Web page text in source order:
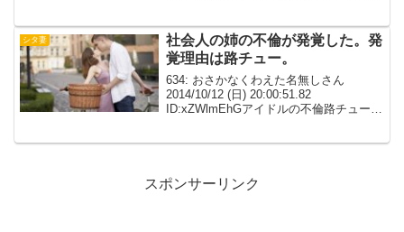
シタ妻
社会人の姉の不倫が発覚した。発
覚理由は路チュー。
634: おさかなくわえた名無しさん
2014/10/12 (日) 20:00:51.82
ID:xZWlmEhGアイドルの不倫路チューで
スポンサーリンク